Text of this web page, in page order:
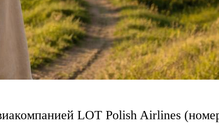
LOT Polish Airlines